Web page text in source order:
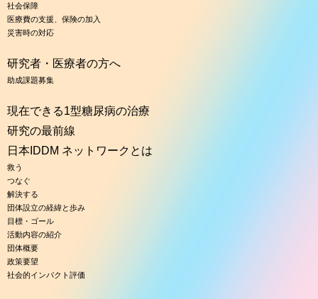
社会保障
医療費の支援、保険の加入
災害時の対応
研究者・医療者の方へ
助成課題募集
現在できる1型糖尿病の治療
研究の最前線
日本IDDM ネットワークとは
救う
つなぐ
解決する
団体設立の経緯と歩み
目標・ゴール
活動内容の紹介
団体概要
政策要望
社会的インパクト評価